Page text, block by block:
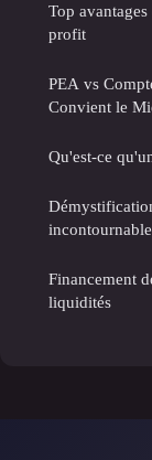
Top
profit
PEA vs
Convient le
Qu'est-ce
Financement
liquidités